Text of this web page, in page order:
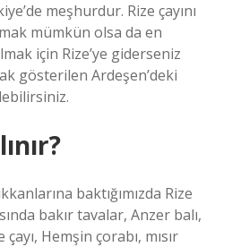
meşhurdur. Rize çayını
mümkün olsa da en
için Rize’ye giderseniz
gösterilen Ardeşen’deki
baktığımızda Rize
bakır tavalar, Anzer balı,
Hemşin çorabı, mısır